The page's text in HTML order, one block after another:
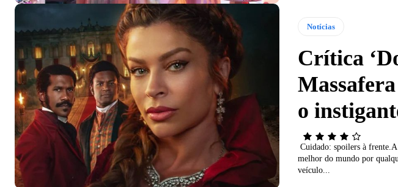
Notícias
Crítica
o
Cuidado: spoilers à
melhor do mundo por
veículo...